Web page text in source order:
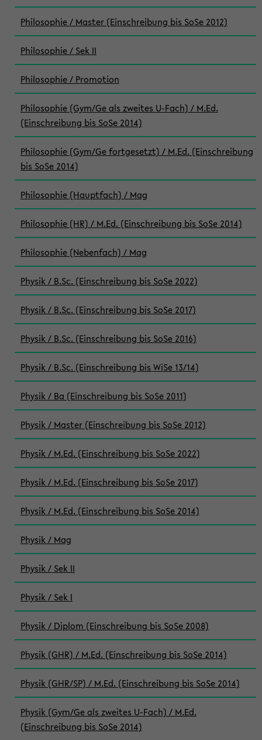
Philosophie / Master (Einschreibung bis SoSe 2012)
Philosophie / Sek II
Philosophie / Promotion
Philosophie (Gym/Ge als zweites U-Fach) / M.Ed.
(Einschreibung bis SoSe 2014)
Philosophie (Gym/Ge fortgesetzt) / M.Ed. (Einschreibung
bis SoSe 2014)
Philosophie (Hauptfach) / Mag
Philosophie (HR) / M.Ed. (Einschreibung bis SoSe 2014)
Philosophie (Nebenfach) / Mag
Physik / B.Sc. (Einschreibung bis SoSe 2022)
Physik / B.Sc. (Einschreibung bis SoSe 2017)
Physik / B.Sc. (Einschreibung bis SoSe 2016)
Physik / B.Sc. (Einschreibung bis WiSe 13/14)
Physik / Ba (Einschreibung bis SoSe 2011)
Physik / Master (Einschreibung bis SoSe 2012)
Physik / M.Ed. (Einschreibung bis SoSe 2022)
Physik / M.Ed. (Einschreibung bis SoSe 2017)
Physik / M.Ed. (Einschreibung bis SoSe 2014)
Physik / Mag
Physik / Sek II
Physik / Sek I
Physik / Diplom (Einschreibung bis SoSe 2008)
Physik (GHR) / M.Ed. (Einschreibung bis SoSe 2014)
Physik (GHR/SP) / M.Ed. (Einschreibung bis SoSe 2014)
Physik (Gym/Ge als zweites U-Fach) / M.Ed.
(Einschreibung bis SoSe 2014)